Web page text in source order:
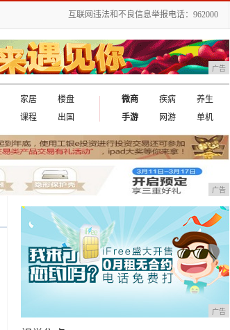
互联网违法和不良信息举报电话：962000
广告
家居
楼盘
课程 出国
微商 疾病
养生
手游
网游 单机
广告
广告